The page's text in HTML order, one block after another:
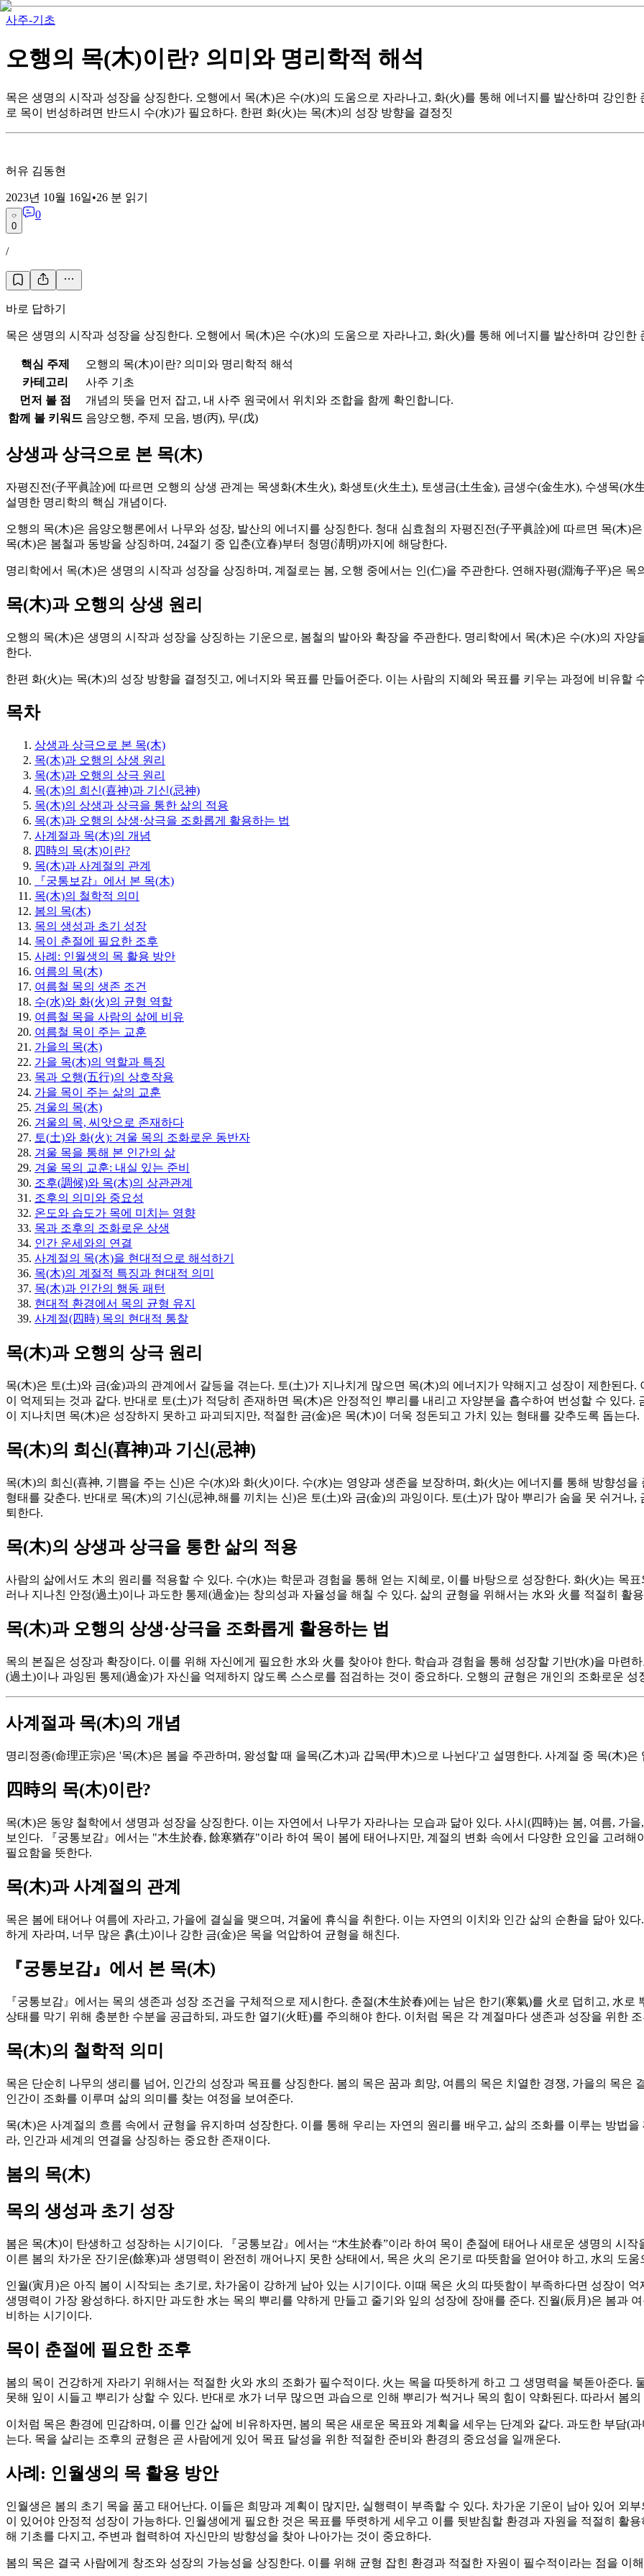
사주-기초
오행의 목(木)이란? 의미와 명리학적 해석
목은 생명의 시작과 성장을 상징한다. 오행에서 목(木)은 수(水)의 도움으로 자라나고, 화(火)를 통해 에너지를 발산하며 강인
로 목이 번성하려면 반드시 수(水)가 필요하다. 한편 화(火)는 목(木)의 성장 방향을 결정짓
허유 김동현
2023년 10월 16일•26 분 읽기
0
0
/
바로 답하기
목은 생명의 시작과 성장을 상징한다. 오행에서 목(木)은 수(水)의 도움으로 자라나고, 화(火)를 통해 에너지를 발산하며 강인한
핵심 주제
오행의 목(木)이란? 의미와 명리학적 해석
카테고리
사주 기초
먼저 볼 점
개념의 뜻을 먼저 잡고, 내 사주 원국에서 위치와 조합을 함께 확인합니다.
함께 볼 키워드 음양오행, 주제 모음, 병(丙), 무(戊)
상생과 상극으로 본 목(木)
자평진전(子平眞詮)에 따르면 오행의 상생 관계는 목생화(木生火), 화생토(火生土), 토생금(土生金), 금생수(金生水), 수생목(
설명한 명리학의 핵심 개념이다.
오행의 목(木)은 음양오행론에서 나무와 성장, 발산의 에너지를 상징한다. 청대 심효첨의 자평진전(子平眞詮)에 따르면 목(木)
목(木)은 봄철과 동방을 상징하며, 24절기 중 입춘(立春)부터 청명(淸明)까지에 해당한다.
명리학에서 목(木)은 생명의 시작과 성장을 상징하며, 계절로는 봄, 오행 중에서는 인(仁)을 주관한다. 연해자평(淵海子平)은
목(木)과 오행의 상생 원리
오행의 목(木)은 생명의 시작과 성장을 상징하는 기운으로, 봄철의 발아와 확장을 주관한다. 명리학에서 목(木)은 수(水)의 자
한다.
한편 화(火)는 목(木)의 성장 방향을 결정짓고, 에너지와 목표를 만들어준다. 이는 사람의 지혜와 목표를 키우는 과정에 비유할
목차
상생과 상극으로 본 목(木)
목(木)과 오행의 상생 원리
목(木)과 오행의 상극 원리
목(木)의 희신(喜神)과 기신(忌神)
목(木)의 상생과 상극을 통한 삶의 적용
목(木)과 오행의 상생·상극을 조화롭게 활용하는 법
사계절과 목(木)의 개념
四時의 목(木)이란?
목(木)과 사계절의 관계
『궁통보감』에서 본 목(木)
목(木)의 철학적 의미
봄의 목(木)
목의 생성과 초기 성장
목이 춘절에 필요한 조후
사례: 인월생의 목 활용 방안
여름의 목(木)
여름철 목의 생존 조건
수(水)와 화(火)의 균형 역할
여름철 목을 사람의 삶에 비유
여름철 목이 주는 교훈
가을의 목(木)
가을 목(木)의 역할과 특징
목과 오행(五行)의 상호작용
가을 목이 주는 삶의 교훈
겨울의 목(木)
겨울의 목, 씨앗으로 존재하다
토(土)와 화(火): 겨울 목의 조화로운 동반자
겨울 목을 통해 본 인간의 삶
겨울 목의 교훈: 내실 있는 준비
조후(調候)와 목(木)의 상관관계
조후의 의미와 중요성
온도와 습도가 목에 미치는 영향
목과 조후의 조화로운 상생
인간 운세와의 연결
사계절의 목(木)을 현대적으로 해석하기
목(木)의 계절적 특징과 현대적 의미
목(木)과 인간의 행동 패턴
현대적 환경에서 목의 균형 유지
사계절(四時) 목의 현대적 통찰
목(木)과 오행의 상극 원리
목(木)은 토(土)와 금(金)과의 관계에서 갈등을 겪는다. 토(土)가 지나치게 많으면 목(木)의 에너지가 약해지고 성장이 제한된
이 억제되는 것과 같다. 반대로 토(土)가 적당히 존재하면 목(木)은 안정적인 뿌리를 내리고 자양분을 흡수하여 번성할 수 있다
이 지나치면 목(木)은 성장하지 못하고 파괴되지만, 적절한 금(金)은 목(木)이 더욱 정돈되고 가치 있는 형태를 갖추도록 돕는다.
목(木)의 희신(喜神)과 기신(忌神)
목(木)의 희신(喜神, 기쁨을 주는 신)은 수(水)와 화(火)이다. 수(水)는 영양과 생존을 보장하며, 화(火)는 에너지를 통해 방향성
형태를 갖춘다. 반대로 목(木)의 기신(忌神,해를 끼치는 신)은 토(土)와 금(金)의 과잉이다. 토(土)가 많아 뿌리가 숨을 못 쉬거나
퇴한다.
목(木)의 상생과 상극을 통한 삶의 적용
사람의 삶에서도 木의 원리를 적용할 수 있다. 수(水)는 학문과 경험을 통해 얻는 지혜로, 이를 바탕으로 성장한다. 화(火)는 목
러나 지나친 안정(過土)이나 과도한 통제(過金)는 창의성과 자율성을 해칠 수 있다. 삶의 균형을 위해서는 水와 火를 적절히 활
목(木)과 오행의 상생·상극을 조화롭게 활용하는 법
목의 본질은 성장과 확장이다. 이를 위해 자신에게 필요한 水와 火를 찾아야 한다. 학습과 경험을 통해 성장할 기반(水)을 마련
(過土)이나 과잉된 통제(過金)가 자신을 억제하지 않도록 스스로를 점검하는 것이 중요하다. 오행의 균형은 개인의 조화로운 성
사계절과 목(木)의 개념
명리정종(命理正宗)은 '목(木)은 봄을 주관하며, 왕성할 때 을목(乙木)과 갑목(甲木)으로 나뉜다'고 설명한다. 사계절 중 목(木)
四時의 목(木)이란?
목(木)은 동양 철학에서 생명과 성장을 상징한다. 이는 자연에서 나무가 자라나는 모습과 닮아 있다. 사시(四時)는 봄, 여름, 가
보인다. 『궁통보감』에서는 "木生於春, 餘寒猶存"이라 하여 목이 봄에 태어나지만, 계절의 변화 속에서 다양한 요인을 고려
필요함을 뜻한다.
목(木)과 사계절의 관계
목은 봄에 태어나 여름에 자라고, 가을에 결실을 맺으며, 겨울에 휴식을 취한다. 이는 자연의 이치와 인간 삶의 순환을 닮아 있
하게 자라며, 너무 많은 흙(土)이나 강한 금(金)은 목을 억압하여 균형을 해친다.
『궁통보감』에서 본 목(木)
『궁통보감』에서는 목의 생존과 성장 조건을 구체적으로 제시한다. 춘절(木生於春)에는 남은 한기(寒氣)를 火로 덥히고, 水
상태를 막기 위해 충분한 수분을 공급하되, 과도한 열기(火旺)를 주의해야 한다. 이처럼 목은 각 계절마다 생존과 성장을 위한
목(木)의 철학적 의미
목은 단순히 나무의 생리를 넘어, 인간의 성장과 목표를 상징한다. 봄의 목은 꿈과 희망, 여름의 목은 치열한 경쟁, 가을의 목은
인간이 조화를 이루며 삶의 의미를 찾는 여정을 보여준다.
목(木)은 사계절의 흐름 속에서 균형을 유지하며 성장한다. 이를 통해 우리는 자연의 원리를 배우고, 삶의 조화를 이루는 방법
라, 인간과 세계의 연결을 상징하는 중요한 존재이다.
봄의 목(木)
목의 생성과 초기 성장
봄은 목(木)이 탄생하고 성장하는 시기이다. 『궁통보감』에서는 “木生於春”이라 하여 목이 춘절에 태어나 새로운 생명의 시
이른 봄의 차가운 잔기운(餘寒)과 생명력이 완전히 깨어나지 못한 상태에서, 목은 火의 온기로 따뜻함을 얻어야 하고, 水의 도
인월(寅月)은 아직 봄이 시작되는 초기로, 차가움이 강하게 남아 있는 시기이다. 이때 목은 火의 따뜻함이 부족하다면 성장이
생명력이 가장 왕성하다. 하지만 과도한 水는 목의 뿌리를 약하게 만들고 줄기와 잎의 성장에 장애를 준다. 진월(辰月)은 봄과
비하는 시기이다.
목이 춘절에 필요한 조후
봄의 목이 건강하게 자라기 위해서는 적절한 火와 水의 조화가 필수적이다. 火는 목을 따뜻하게 하고 그 생명력을 북돋아준다.
못해 잎이 시들고 뿌리가 상할 수 있다. 반대로 水가 너무 많으면 과습으로 인해 뿌리가 썩거나 목의 힘이 약화된다. 따라서 봄
이처럼 목은 환경에 민감하며, 이를 인간 삶에 비유하자면, 봄의 목은 새로운 목표와 계획을 세우는 단계와 같다. 과도한 부담(
는다. 목을 살리는 조후의 균형은 곧 사람에게 있어 목표 달성을 위한 적절한 준비와 환경의 중요성을 일깨운다.
사례: 인월생의 목 활용 방안
인월생은 봄의 초기 목을 품고 태어난다. 이들은 희망과 계획이 많지만, 실행력이 부족할 수 있다. 차가운 기운이 남아 있어 외
이 있어야 안정적 성장이 가능하다. 인월생에게 필요한 것은 목표를 뚜렷하게 세우고 이를 뒷받침할 환경과 자원을 적절히 활
해 기초를 다지고, 주변과 협력하여 자신만의 방향성을 찾아 나아가는 것이 중요하다.
봄의 목은 결국 사람에게 창조와 성장의 가능성을 상징한다. 이를 위해 균형 잡힌 환경과 적절한 자원이 필수적이라는 점을 이